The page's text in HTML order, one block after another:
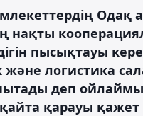
Одақ
нақты
пысықтауы
логистика
деп
қайта қарауы